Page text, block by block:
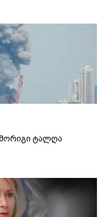
მორიგი ტალღა